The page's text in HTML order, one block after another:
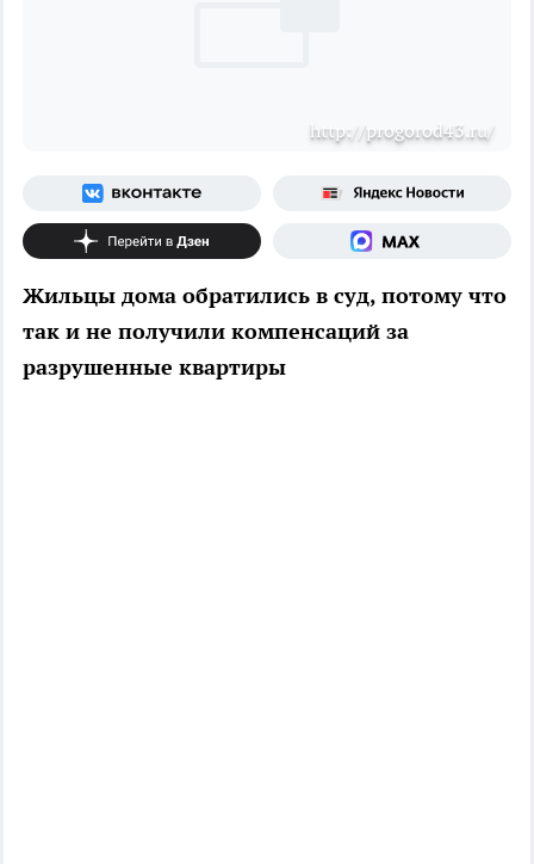
http://progorod43.ru/
Жильцы дома обратились в суд, потому что
так и не получили компенсаций за
разрушенные квартиры